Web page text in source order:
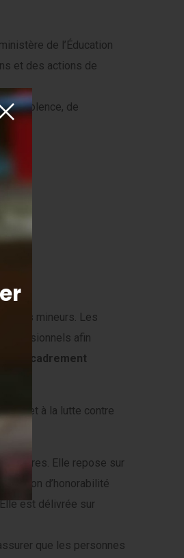
de l’Éducation
et des actions de
de violence, de
des mineurs. Les
afin
l’encadrement
et à la lutte contre
Elle repose sur
d’honorabilité
est délivrée sur
que les personnes